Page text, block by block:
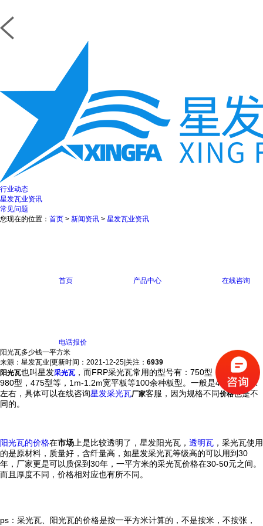
行业动态
星发瓦业资讯
常见问题
您现在的位置： 首页 > 新闻资讯 > 星发瓦业资讯
首页 产品中心 在线咨询
电话报价
阳光瓦多少钱一平方米
来源：星发瓦业 更新时间：2021-12-25 关注： 6939
阳光瓦也叫星发采光瓦，而FRP采光瓦常用的型号有：750型，840型，
980型，475型等，1m-1.2m宽平板等100余种板型。一般是40元一平米
左右，具体可以在线咨询星发采光瓦厂家客服，因为规格不同价格也是不
同的。
阳光瓦的价格在市场 上是比较透明了，星发阳光瓦， 透明瓦 ，采光瓦使用
的是原材料，质量好，含纤量高，如星发采光瓦等级高的可以用到30
年，厂家更是可以质保到30年，一平方米的采光瓦价格在30-50元之间。
而且厚度不同，价格相对应也有所不同。
ps：采光瓦、阳光瓦的价格是按一平方米计算的，不是按米，不按张，